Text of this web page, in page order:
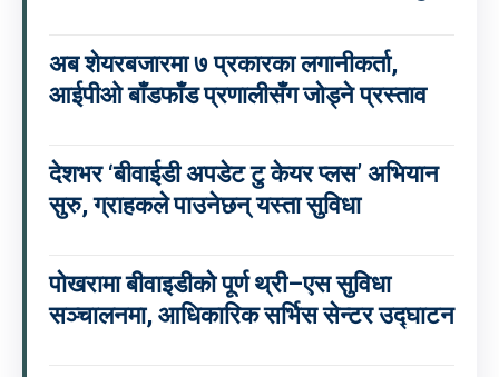
अब शेयरबजारमा ७ प्रकारका लगानीकर्ता,
आईपीओ बाँडफाँड प्रणालीसँग जोड्ने प्रस्ताव
देशभर ‘बीवाईडी अपडेट टु केयर प्लस’ अभियान
सुरु, ग्राहकले पाउनेछन् यस्ता सुविधा
पोखरामा बीवाइडीको पूर्ण थ्री–एस सुविधा
सञ्चालनमा, आधिकारिक सर्भिस सेन्टर उद्घाटन